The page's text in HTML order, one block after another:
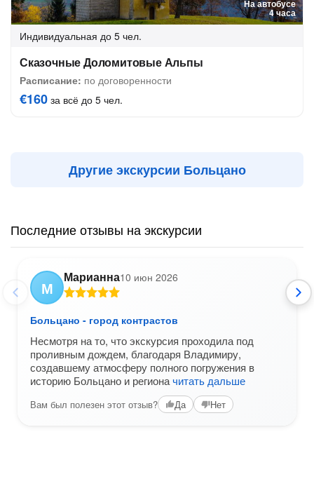
На автобусе
4 часа
Индивидуальная до 5 чел.
Сказочные Доломитовые Альпы
Расписание: по договоренности
€160 за всё до 5 чел.
Другие экскурсии Больцано
Последние отзывы на экскурсии
М
Марианна10 июн 2026
Больцано - город контрастов
Несмотря на то, что экскурсия проходила под
проливным дождем, благодаря Владимиру,
создавшему атмосферу полного погружения в
историю Больцано и регионачитать дальше
Вам был полезен этот отзыв? Да Нет